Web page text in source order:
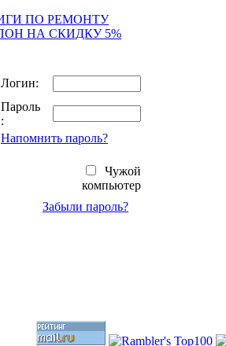
Логин:
Пароль
:
Напомнить пароль?
Чужой
компьютер
Забыли пароль?